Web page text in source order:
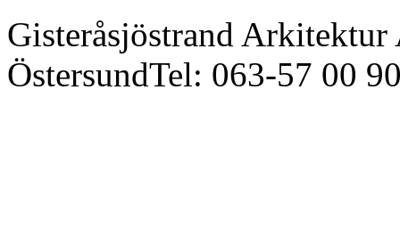
Gisteråsjöstrand Arkitektur
ÖstersundTel: 063-57 00